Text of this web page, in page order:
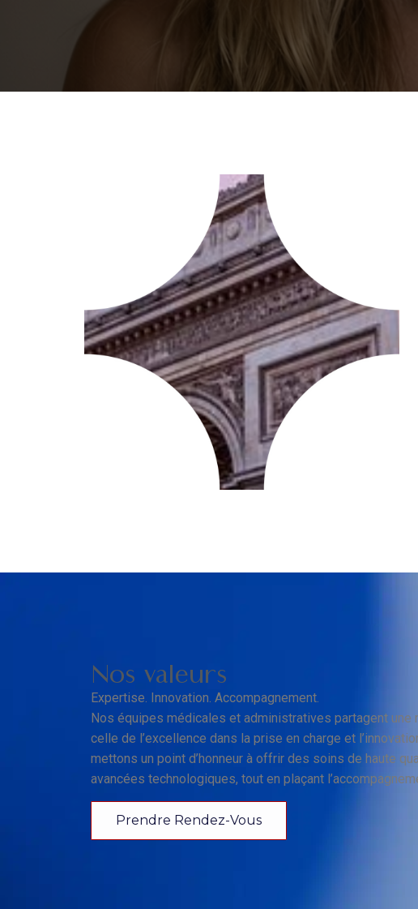
Nos valeurs
Expertise. Innovation. Accompagnement.
Nos équipes médicales et administratives partagent une
celle de l’excellence dans la prise en charge et
mettons un point d’honneur à offrir des soins de haute
avancées technologiques, tout en plaçant
Prendre Rendez-Vous